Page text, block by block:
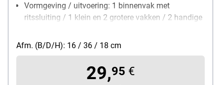
Vormgeving / uitvoering: 1 binnenvak met
ritssluiting / 1 klein en 2 grotere vakken / 2 handige
Gewicht: 0.424 kg
volume: 8 L
Afm. (B/D/H): 16 / 36 / 18 cm
29,95 €